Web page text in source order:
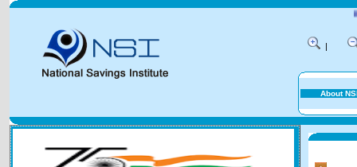
|
About